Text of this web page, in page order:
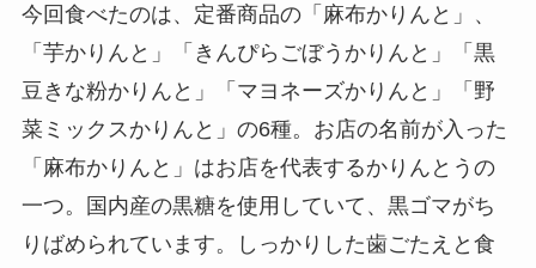
今回食べたのは、定番商品の「麻布かりんと」、
「芋かりんと」「きんぴらごぼうかりんと」「黒
豆きな粉かりんと」「マヨネーズかりんと」「野
菜ミックスかりんと」の6種。お店の名前が入った
「麻布かりんと」はお店を代表するかりんとうの
一つ。国内産の黒糖を使用していて、黒ゴマがち
りばめられています。しっかりした歯ごたえと食